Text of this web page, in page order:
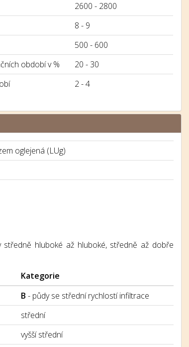
2600 - 2800
8 - 9
500 - 600
období v %
20 - 30
2 - 4
oglejená (LUg)
hluboké až hluboké, středně až dobře
Kategorie
B - půdy se střední rychlostí infiltrace
střední
vyšší střední